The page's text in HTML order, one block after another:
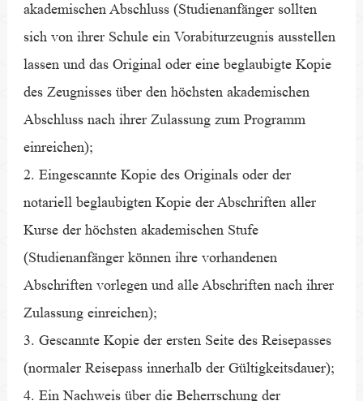
akademischen Abschluss (Studienanfänger sollten
sich von ihrer Schule ein Vorabiturzeugnis ausstellen
lassen und das Original oder eine beglaubigte Kopie
des Zeugnisses über den höchsten akademischen
Abschluss nach ihrer Zulassung zum Programm
einreichen);
2. Eingescannte Kopie des Originals oder der
notariell beglaubigten Kopie der Abschriften aller
Kurse der höchsten akademischen Stufe
(Studienanfänger können ihre vorhandenen
Abschriften vorlegen und alle Abschriften nach ihrer
Zulassung einreichen);
3. Gescannte Kopie der ersten Seite des Reisepasses
(normaler Reisepass innerhalb der Gültigkeitsdauer);
4. Ein Nachweis über die Beherrschung der